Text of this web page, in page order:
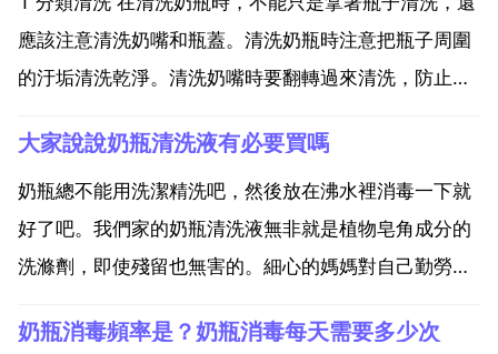
應該注意清洗奶嘴和瓶蓋。清洗奶瓶時注意把瓶子周圍
的汙垢清洗乾淨。清洗奶嘴時要翻轉過來清洗，防止汙
或破裂 瓶蓋同樣要清洗，因為它是和奶嘴接觸的。2 分
材料清洗 奶瓶有幾種，有塑料的，有玻璃的。在清洗時
要...
大家說說奶瓶清洗液有必要買嗎
奶瓶總不能用洗潔精洗吧，然後放在沸水裡消毒一下就
好了吧。我們家的奶瓶清洗液無非就是植物皂角成分的
洗滌劑，即使殘留也無害的。細心的媽媽對自己勤勞的
要也是為了方便一些忙碌的媽媽，方便快捷沒有顧慮的
奶瓶消毒頻率是？奶瓶消毒每天需要多少次